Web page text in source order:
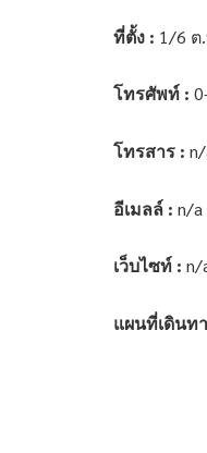
ที่ตั้ง : 1/6 ต
โทรศัพท์ :
โทรสาร :
อีเมลล์ : n/a
เว็บไซท์ : n/
แผนที่เดินท